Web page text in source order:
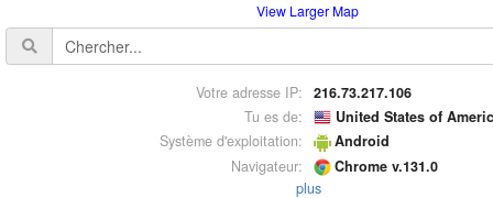
View Larger Map
Votre adresse IP:
216.73.217.106
Tu es de:
United States of
Système d'exploitation:
Android
Navigateur:
Chrome v.131.0
plus